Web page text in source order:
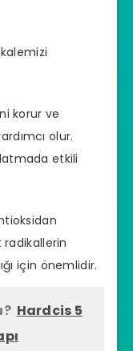
korur ve
olur.
etkili
için önemlidir.
Hardcis 5